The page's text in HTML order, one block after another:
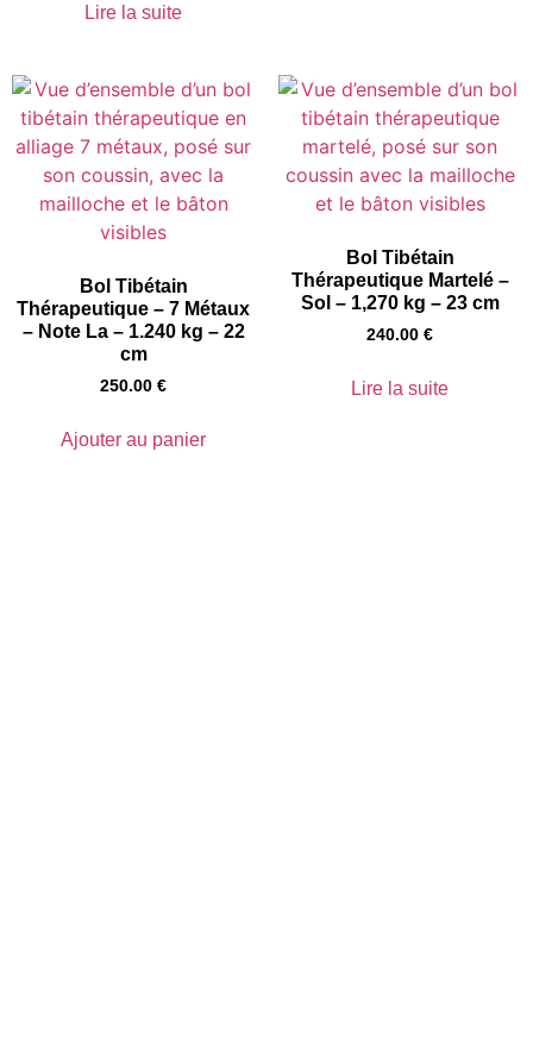
Lire la suite
Bol Tibétain
Thérapeutique – 7 Métaux
– Note La – 1.240 kg – 22
cm
250.00 €
Ajouter au panier
Bol Tibétain
Thérapeutique Martelé –
Sol – 1,270 kg – 23 cm
240.00 €
Lire la suite